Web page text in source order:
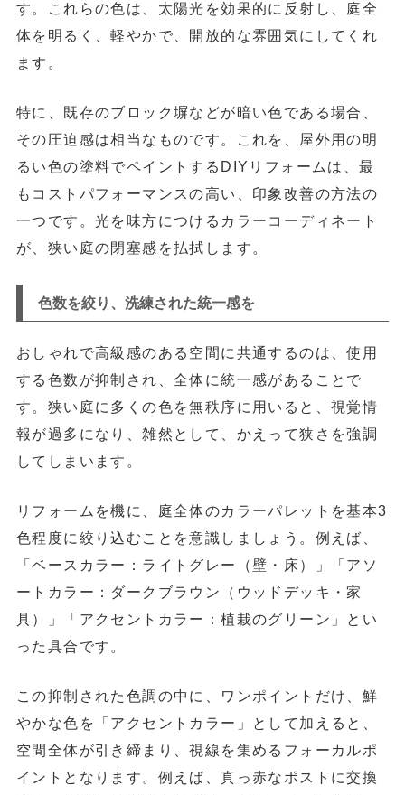
す。これらの色は、太陽光を効果的に反射し、庭全
体を明るく、軽やかで、開放的な雰囲気にしてくれ
ます。
特に、既存のブロック塀などが暗い色である場合、
その圧迫感は相当なものです。これを、
屋外用の明
るい色の塗料でペイントする DIYリフォームは、最
もコストパフォーマンスの高い、印象改善の方法の
一つです。光を味方につけるカラーコーディネート
が、狭い庭の閉塞感を払拭します。
色数を絞り、洗練された統一感を
おしゃれで高級感のある空間に共通するのは、使用
する色数が抑制され、全体に統一感がある ことで
す。狭い庭に多くの色を無秩序に用いると、視覚情
報が過多になり、雑然として、かえって狭さを強調
してしまいます。
リフォームを機に、庭全体のカラーパレットを基本3
色程度に絞り込む ことを意識しましょう。例えば、
「ベースカラー：ライトグレー（壁・床）」「アソ
ートカラー：ダークブラウン（ウッドデッキ・家
具）」「アクセントカラー：植栽のグリーン」とい
った具合です。
この抑制された色調の中に、
ワンポイントだけ、鮮
やかな色を「アクセントカラー」として加える と、
空間全体が引き締まり、視線を集めるフォーカルポ
イントとなります。例えば、真っ赤なポストに交換